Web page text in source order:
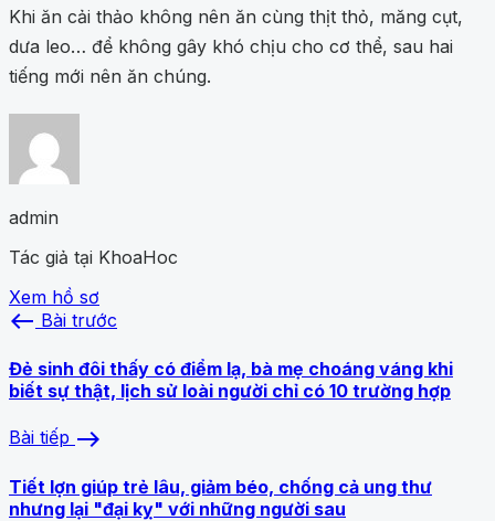
Khi ăn cải thảo không nên ăn cùng thịt thỏ, măng cụt,
dưa leo… để không gây khó chịu cho cơ thể, sau hai
tiếng mới nên ăn chúng.
admin
Tác giả tại KhoaHoc
Xem hồ sơ
west Bài trước
Đẻ sinh đôi thấy có điểm lạ, bà mẹ choáng váng khi
biết sự thật, lịch sử loài người chỉ có 10 trường hợp
Bài tiếp east
Tiết lợn giúp trẻ lâu, giảm béo, chống cả ung thư
nhưng lại "đại kỵ" với những người sau